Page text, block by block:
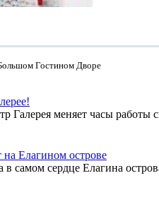
Гостином Дворе
Галерея меняет часы работы
Елагином острове
самом сердце Елагина